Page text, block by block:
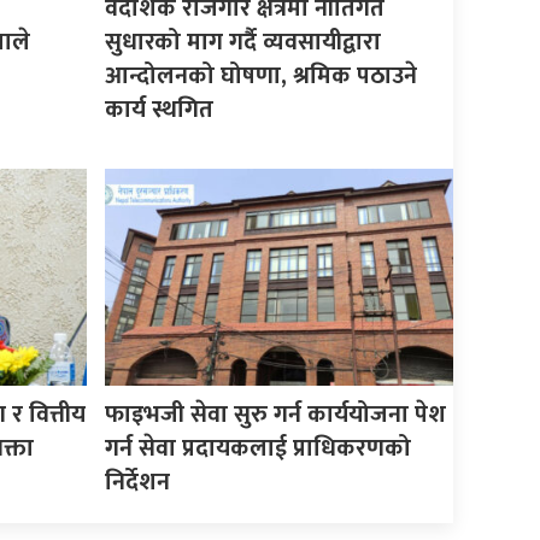
वैदेशिक रोजगार क्षेत्रमा नीतिगत
सुधारको माग गर्दै व्यवसायीद्वारा
आन्दोलनको घोषणा, श्रमिक पठाउने
कार्य स्थगित
वित्तीय फाइभजी सेवा सुरु गर्न कार्ययोजना पेश
गर्न सेवा प्रदायकलाई प्राधिकरणको
निर्देशन